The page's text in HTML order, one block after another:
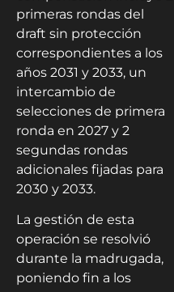
primeras rondas del
draft sin protección
correspondientes a los
años 2031 y 2033, un
intercambio de
selecciones de primera
ronda en 2027 y 2
segundas rondas
adicionales fijadas para
2030 y 2033.
La gestión de esta
operación se resolvió
durante la madrugada,
poniendo fin a los